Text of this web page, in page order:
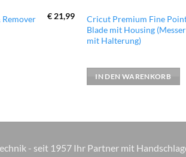
€ 21,99
Cricut Premium Fine
Blade mit Housing (Messer
mit Halterung)
IN DEN WARENKORB
- seit 1957 Ihr Partner mit